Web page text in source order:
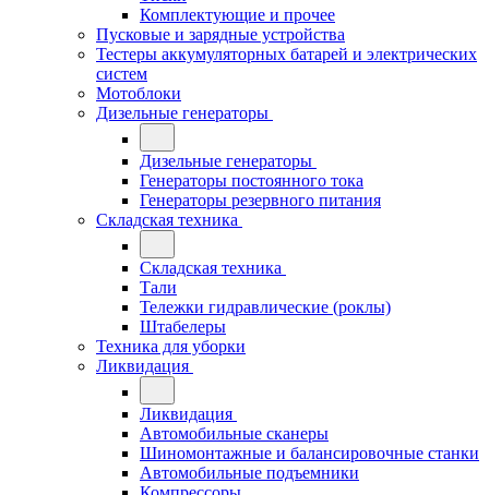
Комплектующие и прочее
Пусковые и зарядные устройства
Тестеры аккумуляторных батарей и электрических
систем
Мотоблоки
Дизельные генераторы
Дизельные генераторы
Генераторы постоянного тока
Генераторы резервного питания
Складская техника
Складская техника
Тали
Тележки гидравлические (роклы)
Штабелеры
Техника для уборки
Ликвидация
Ликвидация
Автомобильные сканеры
Шиномонтажные и балансировочные станки
Автомобильные подъемники